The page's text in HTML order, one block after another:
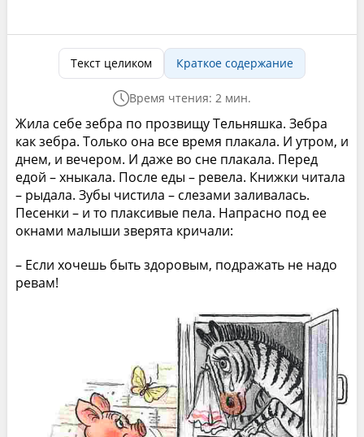
Текст целиком Краткое содержание
Время чтения: 2 мин.
Жила себе зебра по прозвищу Тельняшка. Зебра
как зебра. Только она все время плакала. И утром, и
днем, и вечером. И даже во сне плакала. Перед
едой – хныкала. После еды – ревела. Книжки читала
– рыдала. Зубы чистила – слезами заливалась.
Песенки – и то плаксивые пела. Напрасно под ее
окнами малыши зверята кричали:
– Если хочешь быть здоровым, подражать не надо
ревам!